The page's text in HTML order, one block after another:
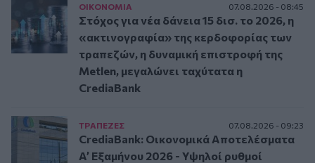
ΟΙΚΟΝΟΜΙΑ 07.08.2026 - 08:45
Στόχος για νέα δάνεια 15 δισ. το 2026, η
«ακτινογραφία» της κερδοφορίας των
τραπεζών, η δυναμική επιστροφή της
Metlen, μεγαλώνει ταχύτατα η
CrediaBank
ΤΡAΠΕΖΕΣ 07.08.2026 - 09:23
CrediaBank: Οικονομικά Αποτελέσματα
A’ Εξαμήνου 2026 - Υψηλοί ρυθμοί